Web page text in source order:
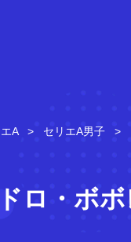
A セリエA男子
ロ・ボボ